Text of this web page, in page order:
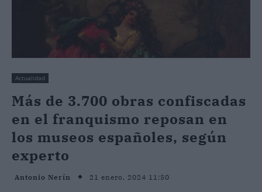
Actualidad
Más de 3.700 obras confiscadas
en el franquismo reposan en
los museos españoles, según
experto
Antonio Nerín 21 enero, 2024 11:50